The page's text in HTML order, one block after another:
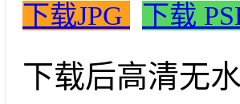
下载JPG 下载
下载后高清无